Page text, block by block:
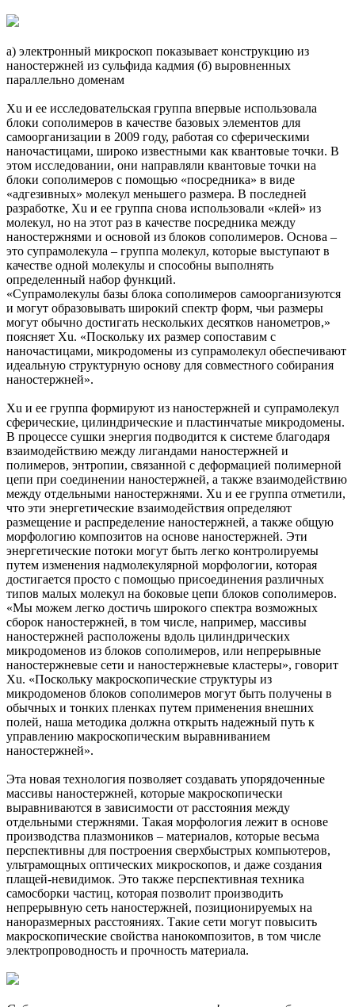
а) электронный микроскоп показывает конструкцию из
наностержней из сульфида кадмия (б) выровненных
параллельно доменам
Xu и ее исследовательская группа впервые использовала
блоки сополимеров в качестве базовых элементов для
самоорганизации в 2009 году, работая со сферическими
наночастицами, широко известными как квантовые точки. В
этом исследовании, они направляли квантовые точки на
блоки сополимеров с помощью «посредника» в виде
«адгезивных» молекул меньшего размера. В последней
разработке, Xu и ее группа снова использовали «клей» из
молекул, но на этот раз в качестве посредника между
наностержнями и основой из блоков сополимеров. Основа –
это супрамолекула – группа молекул, которые выступают в
качестве одной молекулы и способны выполнять
определенный набор функций.
«Супрамолекулы базы блока сополимеров самоорганизуются
и могут образовывать широкий спектр форм, чьи размеры
могут обычно достигать нескольких десятков нанометров,»
поясняет Xu. «Поскольку их размер сопоставим с
наночастицами, микродомены из супрамолекул обеспечивают
идеальную структурную основу для совместного собирания
наностержней».
Xu и ее группа формируют из наностержней и супрамолекул
сферические, цилиндрические и пластинчатые микродомены.
В процессе сушки энергия подводится к системе благодаря
взаимодействию между лигандами наностержней и
полимеров, энтропии, связанной с деформацией полимерной
цепи при соединении наностержней, а также взаимодействию
между отдельными наностержнями. Xu и ее группа отметили,
что эти энергетические взаимодействия определяют
размещение и распределение наностержней, а также общую
морфологию композитов на основе наностержней. Эти
энергетические потоки могут быть легко контролируемы
путем изменения надмолекулярной морфологии, которая
достигается просто с помощью присоединения различных
типов малых молекул на боковые цепи блоков сополимеров.
«Мы можем легко достичь широкого спектра возможных
сборок наностержней, в том числе, например, массивы
наностержней расположены вдоль цилиндрических
микродоменов из блоков сополимеров, или непрерывные
наностержневые сети и наностержневые кластеры», говорит
Xu. «Поскольку макроскопические структуры из
микродоменов блоков сополимеров могут быть получены в
обычных и тонких пленках путем применения внешних
полей, наша методика должна открыть надежный путь к
управлению макроскопическим выравниванием
наностержней».
Эта новая технология позволяет создавать упорядоченные
массивы наностержней, которые макроскопически
выравниваются в зависимости от расстояния между
отдельными стержнями. Такая морфология лежит в основе
производства плазмоников – материалов, которые весьма
перспективны для построения сверхбыстрых компьютеров,
ультрамощных оптических микроскопов, и даже создания
плащей-невидимок. Это также перспективная техника
самосборки частиц, которая позволит производить
непрерывную сеть наностержней, позиционируемых на
наноразмерных расстояниях. Такие сети могут повысить
макроскопические свойства нанокомпозитов, в том числе
электропроводность и прочность материала.